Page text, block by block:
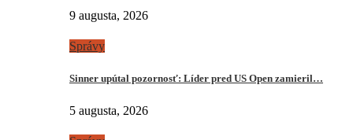
9 augusta, 2026
Správy
Sinner upútal pozornosť: Líder pred US Open zamieril…
5 augusta, 2026